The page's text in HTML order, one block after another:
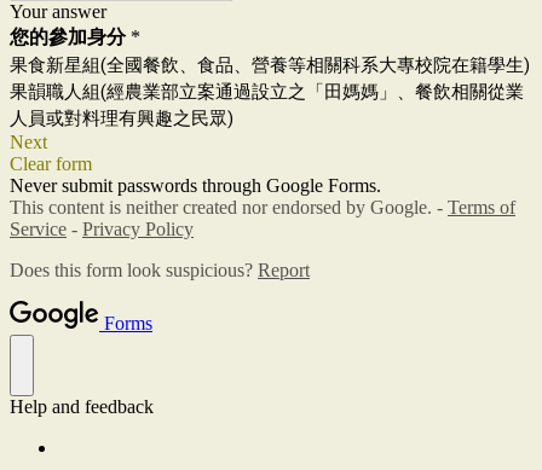
Your answer
您的參加身分*
果食新星組(全國餐飲、食品、營養等相關科系大專校院在籍學生)
果韻職人組(經農業部立案通過設立之「田媽媽」、餐飲相關從業
人員或對料理有興趣之民眾)
Next
Clear form
Never submit passwords through Google Forms.
This content is neither created nor endorsed by Google. - Terms of
Service - Privacy Policy
Does this form look suspicious? Report
Forms
Help and feedback